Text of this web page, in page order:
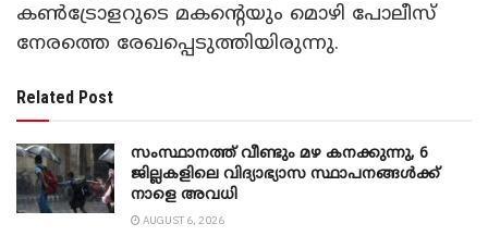
കൺട്രോളറുടെ മകന്റെയും മൊഴി പോലീസ്
നേരത്തെ രേഖപ്പെടുത്തിയിരുന്നു.
Related Post
സംസ്ഥാനത്ത് വീണ്ടും മഴ കനക്കുന്നു, 6
ജില്ലകളിലെ വിദ്യാഭ്യാസ സ്ഥാപനങ്ങൾക്ക്
നാളെ അവധി
AUGUST 6, 2026